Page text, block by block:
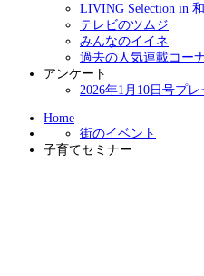
LIVING Selection in
テレビのツムジ
みんなのイイネ
過去の人気連載コー
アンケート
2026年1月10日号プ
Home
街のイベント
子育てセミナー